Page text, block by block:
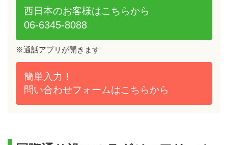
西日本のお客様はこちらから
06-6345-8088
簡単入力！
問い合わせフォームはこちらから
※通話アプリが開きます